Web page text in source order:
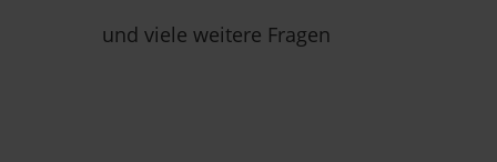
und viele weitere Fragen